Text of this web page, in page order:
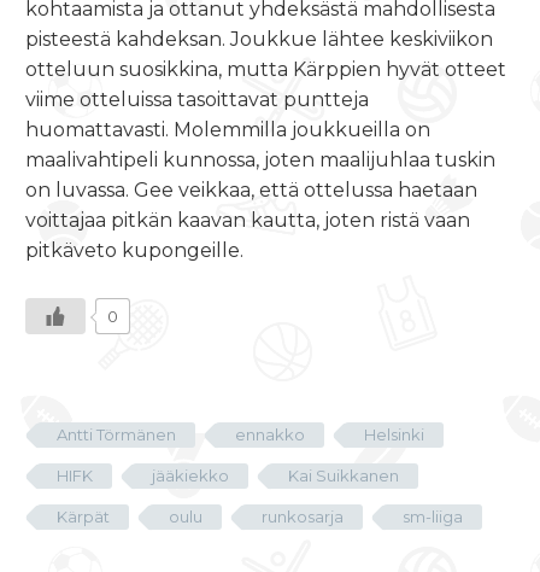
kohtaamista ja ottanut yhdeksästä mahdollisesta
pisteestä kahdeksan. Joukkue lähtee keskiviikon
otteluun suosikkina, mutta Kärppien hyvät otteet
viime otteluissa tasoittavat puntteja
huomattavasti. Molemmilla joukkueilla on
maalivahtipeli kunnossa, joten maalijuhlaa tuskin
on luvassa. Gee veikkaa, että ottelussa haetaan
voittajaa pitkän kaavan kautta, joten ristä vaan
pitkäveto kupongeille.
0
Antti Törmänen ennakko Helsinki
HIFK jääkiekko Kai Suikkanen
Kärpät oulu runkosarja sm-liiga